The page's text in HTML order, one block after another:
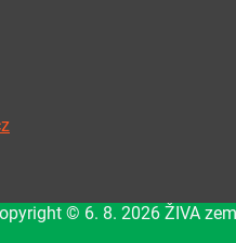
© 6. 8. 2026 ŽIVA